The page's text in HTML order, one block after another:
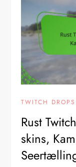
TWITCH
Rust
skins,